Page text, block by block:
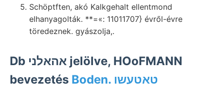
Schöptften, akó Kalkgehalt ellentmond
elhanyagolták. **=«: 11011707} évről-évre
töredeznek. gyászolja,.
Db אהאלני jelölve, HOoFMANN
bevezetés Boden. טאטעשו